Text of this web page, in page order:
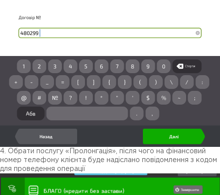
4. Обрати послугу «Пролонгація», після чого на фінансовий
номер телефону клієнта буде надіслано повідомлення з кодом
для проведення операції